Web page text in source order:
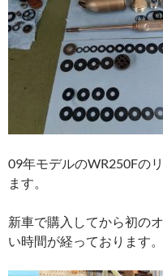
09年モデルのWR250Fの
ます。
新車で購入してから初の
い時間が経っております